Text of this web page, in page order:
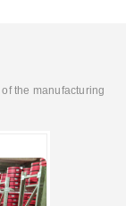
the manufacturing